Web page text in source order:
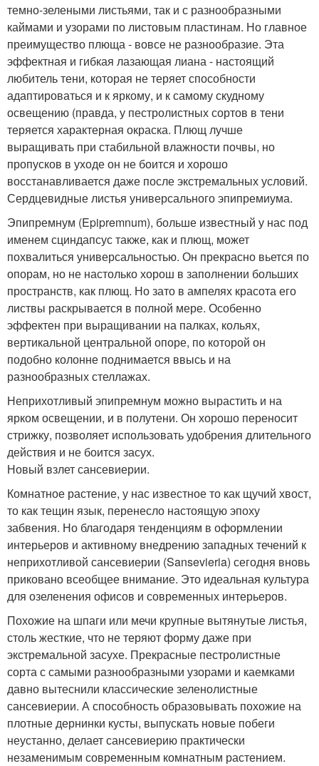
темно-зелеными листьями, так и с разнообразными
каймами и узорами по листовым пластинам. Но главное
преимущество плюща - вовсе не разнообразие. Эта
эффектная и гибкая лазающая лиана - настоящий
любитель тени, которая не теряет способности
адаптироваться и к яркому, и к самому скудному
освещению (правда, у пестролистных сортов в тени
теряется характерная окраска. Плющ лучше
выращивать при стабильной влажности почвы, но
пропусков в уходе он не боится и хорошо
восстанавливается даже после экстремальных условий.
Сердцевидные листья универсального эпипремиума.
Эпипремнум (Epipremnum), больше известный у нас под
именем сциндапсус также, как и плющ, может
похвалиться универсальностью. Он прекрасно вьется по
опорам, но не настолько хорош в заполнении больших
пространств, как плющ. Но зато в ампелях красота его
листвы раскрывается в полной мере. Особенно
эффектен при выращивании на палках, кольях,
вертикальной центральной опоре, по которой он
подобно колонне поднимается ввысь и на
разнообразных стеллажах.
Неприхотливый эпипремнум можно вырастить и на
ярком освещении, и в полутени. Он хорошо переносит
стрижку, позволяет использовать удобрения длительного
действия и не боится засух.
Новый взлет сансевиерии.
Комнатное растение, у нас известное то как щучий хвост,
то как тещин язык, перенесло настоящую эпоху
забвения. Но благодаря тенденциям в оформлении
интерьеров и активному внедрению западных течений к
неприхотливой сансевиерии (Sansevieria) сегодня вновь
приковано всеобщее внимание. Это идеальная культура
для озеленения офисов и современных интерьеров.
Похожие на шпаги или мечи крупные вытянутые листья,
столь жесткие, что не теряют форму даже при
экстремальной засухе. Прекрасные пестролистные
сорта с самыми разнообразными узорами и каемками
давно вытеснили классические зеленолистные
сансевиерии. А способность образовывать похожие на
плотные дернинки кусты, выпускать новые побеги
неустанно, делает сансевиерию практически
незаменимым современным комнатным растением.